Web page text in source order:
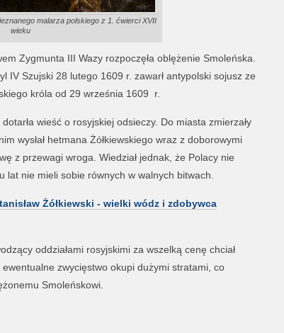
malarza polskiego z 1. ćwierci XVII
wieku
Zygmunta III Wazy rozpoczęła oblężenie Smoleńska.
IV Szujski 28 lutego 1609 r. zawarł antypolski sojusz ze
króla od 29 września 1609 r.
wieść o rosyjskiej odsieczy. Do miasta zmierzały
wysłał hetmana Żółkiewskiego wraz z doborowymi
z przewagi wroga. Wiedział jednak, że Polacy nie
nie mieli sobie równych w walnych bitwach.
Żółkiewski - wielki wódz i zdobywca
oddziałami rosyjskimi za wszelką cenę chciał
zwycięstwo okupi dużymi stratami, co
Smoleńskowi.